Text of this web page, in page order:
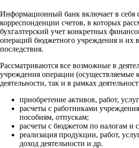
Информационный банк включает в себя
корреспонденции счетов, в которых
бухгалтерский учет конкретных
операций бюджетного учреждения и их
последствия.
Рассматриваются все возможные в
учреждения операции (осуществляемые
деятельности, так и в рамках
приобретение активов, работ,
расчеты с работниками
пособиям, отпускам;
расчеты с бюджетом по налогам и
реализация продукции, работ,
доход деятельности и др.